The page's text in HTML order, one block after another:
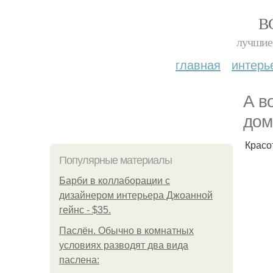
лучшие
главная
А
Популярные материалы
Барби в коллаборации с
дизайнером интерьера Джоанной
гейнс - $35.
Паслён. Обычно в комнатных
условиях разводят два вида
паслена: